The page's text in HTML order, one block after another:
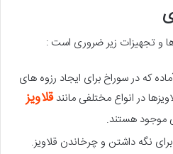
و تجهیزات زیر ضروری است :
که در سوراخ برای ایجاد رزوه های
در انواع مختلفی مانندقلاویز
موجود هستند.
برای نگه داشتن و چرخاندن قلاویز.